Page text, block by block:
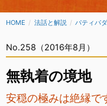
HOME 法話と解説 パティパ
No.258（2016年8月）
無執着の境地
安穏の極みは絶縁